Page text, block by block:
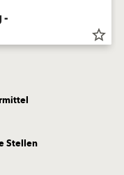
-
star_border
Stellen